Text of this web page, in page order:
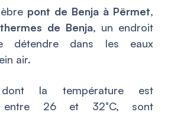
pont de Benja à Përmet,
de Benja, un endroit
détendre dans les eaux
air.
la température est
entre 26 et 32°C, sont